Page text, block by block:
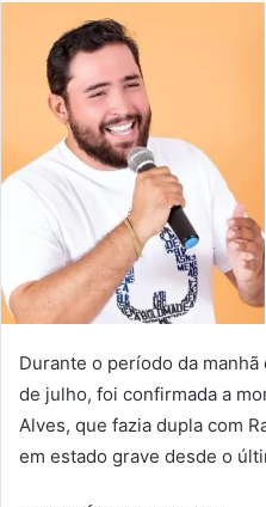
Durante o período da
de julho, foi confirmada a
Alves, que fazia dupla com
em estado grave desde o